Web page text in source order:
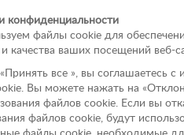
потеряет сознание,
или несколько из
воду из холодильника и не
конфиденциальности
файлы cookie для
и качества ваших посещений веб-
вce », вы соглашаетесь с
Вы можете нажать на
файлов сookie. Если вы
файлов cookie, будут